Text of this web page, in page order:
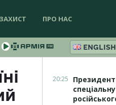
ПРО НАС
ENGLISH
20:25